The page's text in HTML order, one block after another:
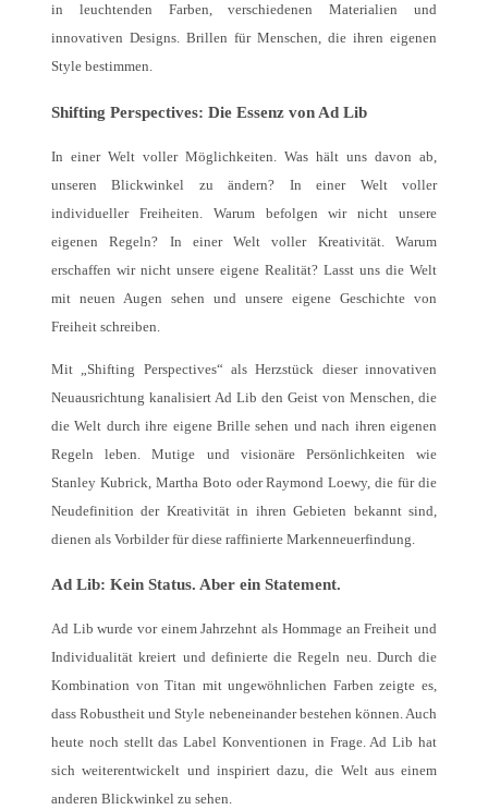
in leuchtenden Farben, verschiedenen Materialien und
innovativen Designs. Brillen für Menschen, die ihren eigenen
Style bestimmen.
Shifting Perspectives: Die Essenz von Ad Lib
In einer Welt voller Möglichkeiten. Was hält uns davon ab,
unseren Blickwinkel zu ändern? In einer Welt voller
individueller Freiheiten. Warum befolgen wir nicht unsere
eigenen Regeln? In einer Welt voller Kreativität. Warum
erschaffen wir nicht unsere eigene Realität? Lasst uns die Welt
mit neuen Augen sehen und unsere eigene Geschichte von
Freiheit schreiben.
Mit „Shifting Perspectives“ als Herzstück dieser innovativen
Neuausrichtung kanalisiert Ad Lib den Geist von Menschen, die
die Welt durch ihre eigene Brille sehen und nach ihren eigenen
Regeln leben. Mutige und visionäre Persönlichkeiten wie
Stanley Kubrick, Martha Boto oder Raymond Loewy, die für die
Neudefinition der Kreativität in ihren Gebieten bekannt sind,
dienen als Vorbilder für diese raffinierte Markenneuerfindung.
Ad Lib: Kein Status. Aber ein Statement.
Ad Lib wurde vor einem Jahrzehnt als Hommage an Freiheit und
Individualität kreiert und definierte die Regeln neu. Durch die
Kombination von Titan mit ungewöhnlichen Farben zeigte es,
dass Robustheit und Style nebeneinander bestehen können. Auch
heute noch stellt das Label Konventionen in Frage. Ad Lib hat
sich weiterentwickelt und inspiriert dazu, die Welt aus einem
anderen Blickwinkel zu sehen.